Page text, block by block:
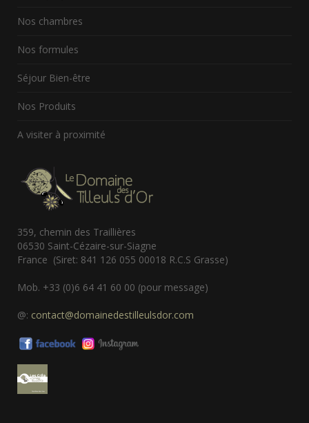
Nos chambres
Nos formules
Séjour Bien-être
Nos Produits
A visiter à proximité
359, chemin des Traillières
06530 Saint-Cézaire-sur-Siagne
France (Siret: 841 126 055 00018 R.C.S Grasse)
Mob. +33 (0)6 64 41 60 00 (pour message)
@: contact@domainedestilleulsdor.com